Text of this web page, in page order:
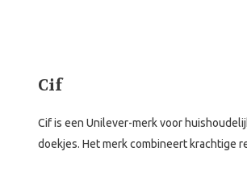
Cif
Cif is een Unilever-merk voor
doekjes. Het merk combineert krachtige